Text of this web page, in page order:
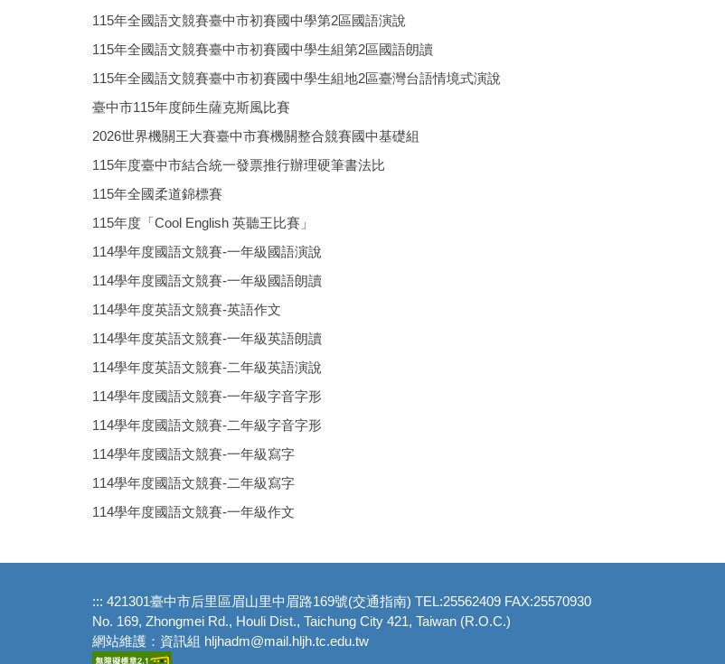
115年全國語文競賽臺中市初賽國中學第2區國語演說
115年全國語文競賽臺中市初賽國中學生組第2區國語朗讀
115年全國語文競賽臺中市初賽國中學生組地2區臺灣台語情境式演說
臺中市115年度師生薩克斯風比賽
2026世界機關王大賽臺中市賽機關整合競賽國中基礎組
115年度臺中市結合統一發票推行辦理硬筆書法比
115年全國柔道錦標賽
115年度「Cool English 英聽王比賽」
114學年度國語文競賽-一年級國語演說
114學年度國語文競賽-一年級國語朗讀
114學年度英語文競賽-英語作文
114學年度英語文競賽-一年級英語朗讀
114學年度英語文競賽-二年級英語演說
114學年度國語文競賽-一年級字音字形
114學年度國語文競賽-二年級字音字形
114學年度國語文競賽-一年級寫字
114學年度國語文競賽-二年級寫字
114學年度國語文競賽-一年級作文
::: 421301臺中市后里區眉山里中眉路169號(交通指南) TEL:25562409 FAX:25570930
No. 169, Zhongmei Rd., Houli Dist., Taichung City 421, Taiwan (R.O.C.)
網站維護：資訊組 hljhadm@mail.hljh.tc.edu.tw